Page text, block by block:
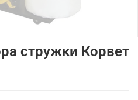
стружки Корвет